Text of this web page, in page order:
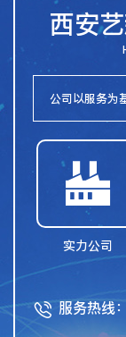
西安
公司以服务为

实力公司
 服务热线：